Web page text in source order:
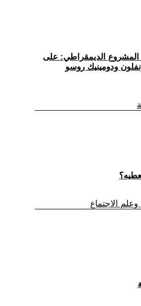
المشروع الديمقراطي: على
ودومينيك روسو
الاجتماع